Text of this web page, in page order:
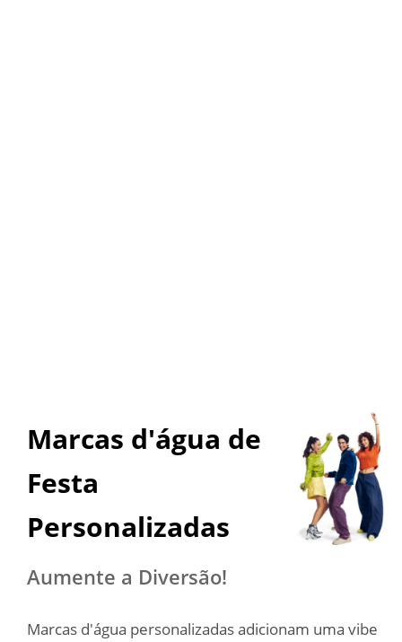
Marcas d'água personalizadas adicionam uma vibe
Aumente a Diversão!
Marcas d'água de
Festa
Personalizadas